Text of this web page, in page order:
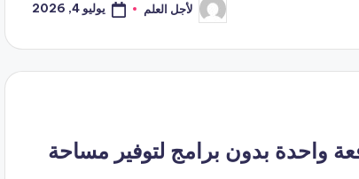
تمّ
النشر
لأجل العلم يوليو 4, 2026
واحدة بدون برامج لتوفير مساحة